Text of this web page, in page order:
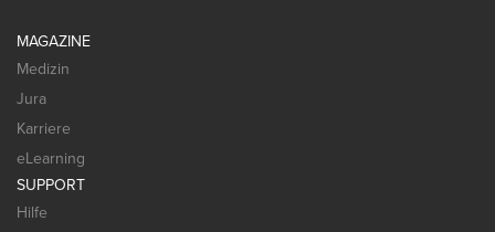
MAGAZINE
Medizin
Jura
Karriere
eLearning
SUPPORT
Hilfe